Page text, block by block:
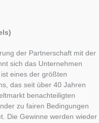
der Partnerschaft mit der
sich das Unternehmen
ist eines der größten
das seit über 40 Jahren
benachteiligten
zu fairen Bedingungen
Die Gewinne werden wieder